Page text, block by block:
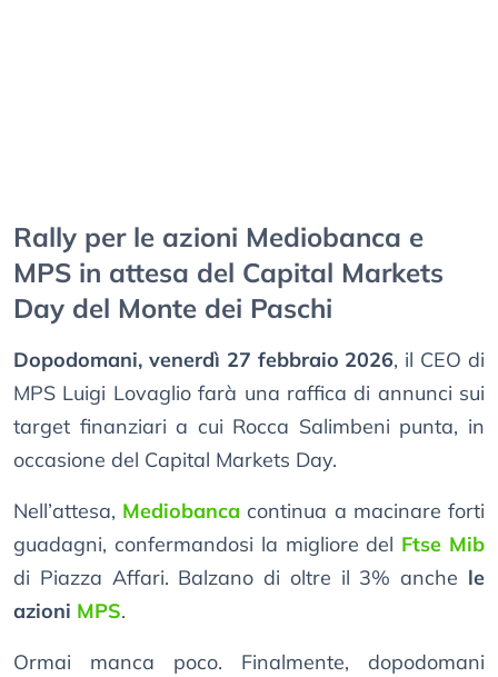
Rally per le azioni Mediobanca e
MPS in attesa del Capital Markets
Day del Monte dei Paschi
Dopodomani, venerdì 27 febbraio 2026, il CEO di
MPS Luigi Lovaglio farà una raffica di annunci sui
target finanziari a cui Rocca Salimbeni punta, in
occasione del Capital Markets Day.
Nell’attesa, Mediobanca continua a macinare forti
guadagni, confermandosi la migliore del Ftse Mib
di Piazza Affari. Balzano di oltre il 3% anche le
azioni MPS.
Ormai manca poco. Finalmente, dopodomani